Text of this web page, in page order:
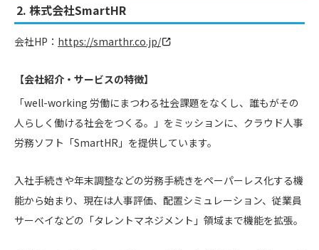
2. 株式会社SmartHR
会社HP： https://smarthr.co.jp/
【会社紹介・サービスの特徴】
「well-working 労働にまつわる社会課題をなくし、誰もがその
人らしく働ける社会をつくる。」をミッションに、クラウド人事
労務ソフト「SmartHR」を提供しています。
入社手続きや年末調整などの労務手続きをペーパーレス化する機
能から始まり、現在は人事評価、配置シミュレーション、従業員
サーベイなどの「タレントマネジメント」領域まで機能を拡張。